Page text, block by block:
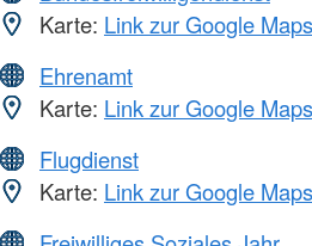
Karte: Link zur Google
Ehrenamt
Karte: Link zur Google
Flugdienst
Karte: Link zur Google